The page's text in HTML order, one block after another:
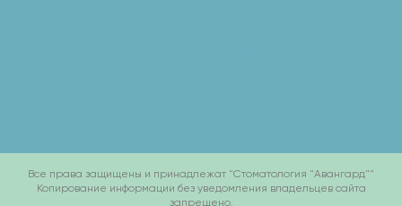
Все права защищены и принадлежат "Стоматология "Авангард""
Копирование информации без уведомления владельцев сайта
запрещено.